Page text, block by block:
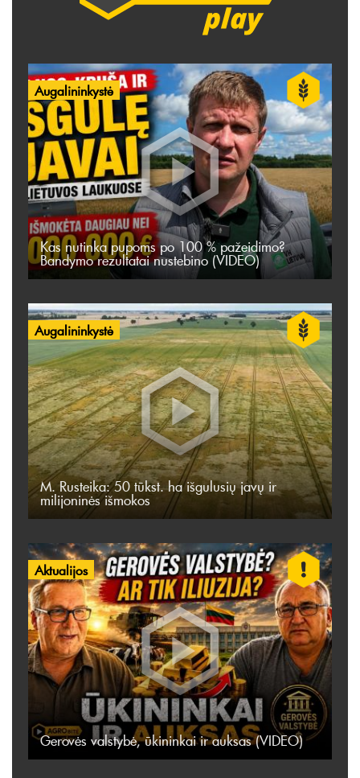
Augalininkystė
Kas nutinka pupoms po 100 % pažeidimo?
Bandymo rezultatai nustebino (VIDEO)
Augalininkystė
M. Rusteika: 50 tūkst. ha išgulusių javų ir
milijoninės išmokos
Aktualijos
Gerovės valstybė, ūkininkai ir auksas (VIDEO)